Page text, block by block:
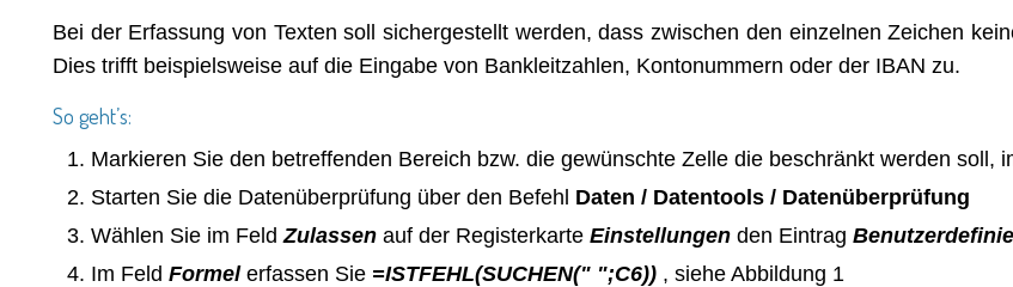
Bei der Erfassung von Texten soll sichergestellt werden, dass zwischen den einzelnen Zeichen
Dies trifft beispielsweise auf die Eingabe von Bankleitzahlen, Kontonummern oder der IBAN zu.
So geht’s:
Markieren Sie den betreffenden Bereich bzw. die gewünschte Zelle die beschränkt werden soll,
Starten Sie die Datenüberprüfung über den Befehl Daten / Datentools / Datenüberprüfung
Wählen Sie im FeldZulassen auf der Registerkarte Einstellungen den Eintrag
Im Feld Formel erfassen Sie =ISTFEHL(SUCHEN(" ";C6)) , siehe Abbildung 1